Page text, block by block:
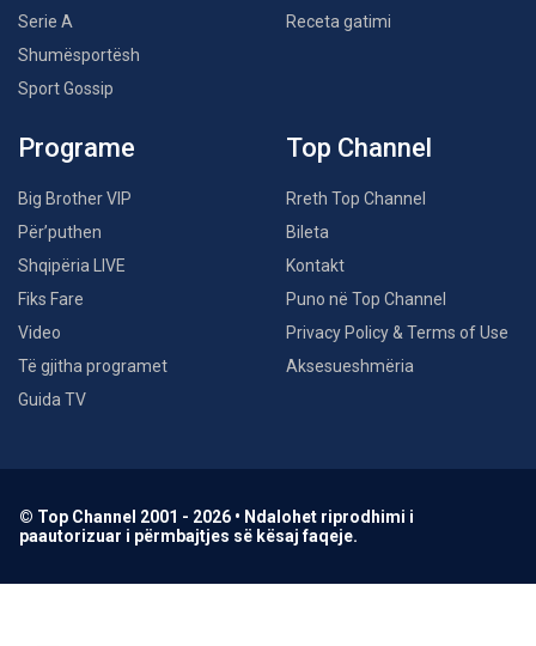
Serie A
Shumësportësh
Sport Gossip
Receta gatimi
Programe
Big Brother VIP
Për’puthen
Shqipëria LIVE
Fiks Fare
Video
Të gjitha programet
Guida TV
Top Channel
Rreth Top Channel
Bileta
Kontakt
Puno në Top Channel
Privacy Policy & Terms of Use
Aksesueshmëria
© Top Channel 2001 - 2026 • Ndalohet riprodhimi i
paautorizuar i përmbajtjes së kësaj faqeje.